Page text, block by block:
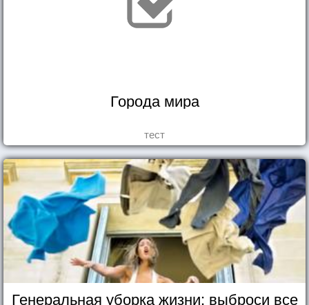
Города мира
тест
Генеральная уборка жизни: выброси все